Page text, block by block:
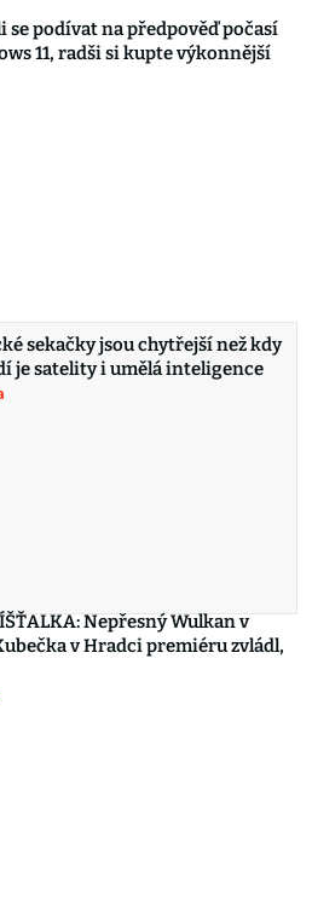
se podívat na předpověď počasí
11, radši si kupte výkonnější
sekačky jsou chytřejší než kdy
je satelity i umělá inteligence
Nepřesný Wulkan v
v Hradci premiéru zvládl,